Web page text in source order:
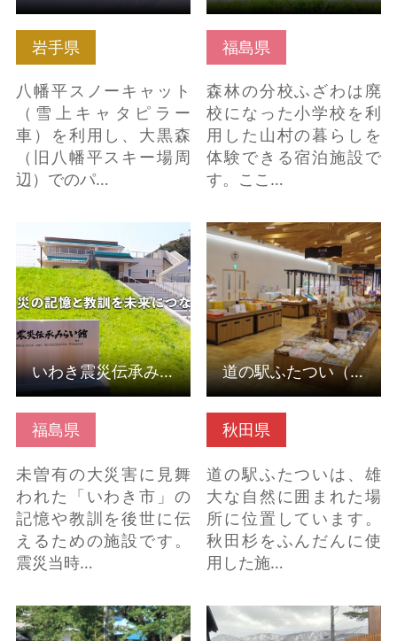
岩手県
八幡平スノーキャット
（雪上キャタピラー
車）を利用し、大黒森
（旧八幡平スキー場周
辺）でのパ…
福島県
森林の分校ふざわは廃
校になった小学校を利
用した山村の暮らしを
体験できる宿泊施設で
す。ここ…
福島県
未曽有の大災害に見舞
われた「いわき市」の
記憶や教訓を後世に伝
えるための施設です。
震災当時…
いわき震災伝承みらい
館 の詳細はこちら
いわき震災伝承みらい館
秋田県
道の駅ふたついは、雄
大な自然に囲まれた場
所に位置しています。
秋田杉をふんだんに使
用した施…
道の駅ふたつい（秋田
県能代市） の詳細はこ
ちら
道の駅ふたつい（秋田県能代市）
全日本元祖たらいこぎ
選手権大会（秋田県横
猿倉温泉郷（秋田県由
利本荘市） の詳細はこ